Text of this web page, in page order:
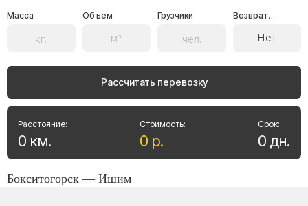
Масса Объем Грузчики Возврат...
Нет
Рассчитать перевозку
Стоимость:
0 р.
Расстояние:
0 км.
Срок:
0 дн.
Бокситогорск — Ишим